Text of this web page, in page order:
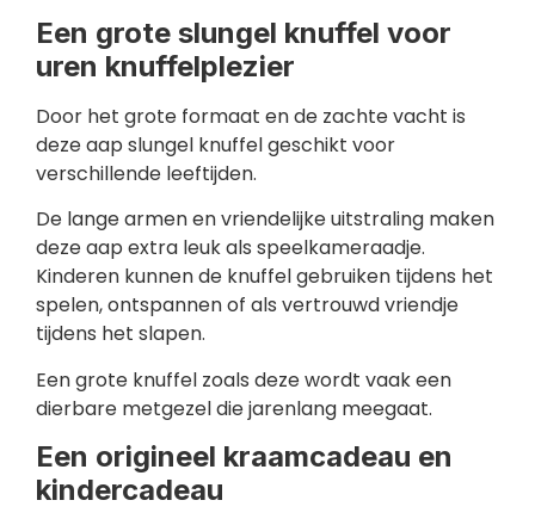
Een grote slungel knuffel voor
uren knuffelplezier
Door het grote formaat en de zachte vacht is
deze aap slungel knuffel geschikt voor
verschillende leeftijden.
De lange armen en vriendelijke uitstraling maken
deze aap extra leuk als speelkameraadje.
Kinderen kunnen de knuffel gebruiken tijdens het
spelen, ontspannen of als vertrouwd vriendje
tijdens het slapen.
Een grote knuffel zoals deze wordt vaak een
dierbare metgezel die jarenlang meegaat.
Een origineel kraamcadeau en
kindercadeau